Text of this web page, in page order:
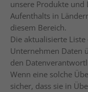
unsere Produkte und
Aufenthalts in
diesem Bereich.
Die aktualisierte
Unternehmen Daten
den
Wenn eine solche
sicher, dass sie in